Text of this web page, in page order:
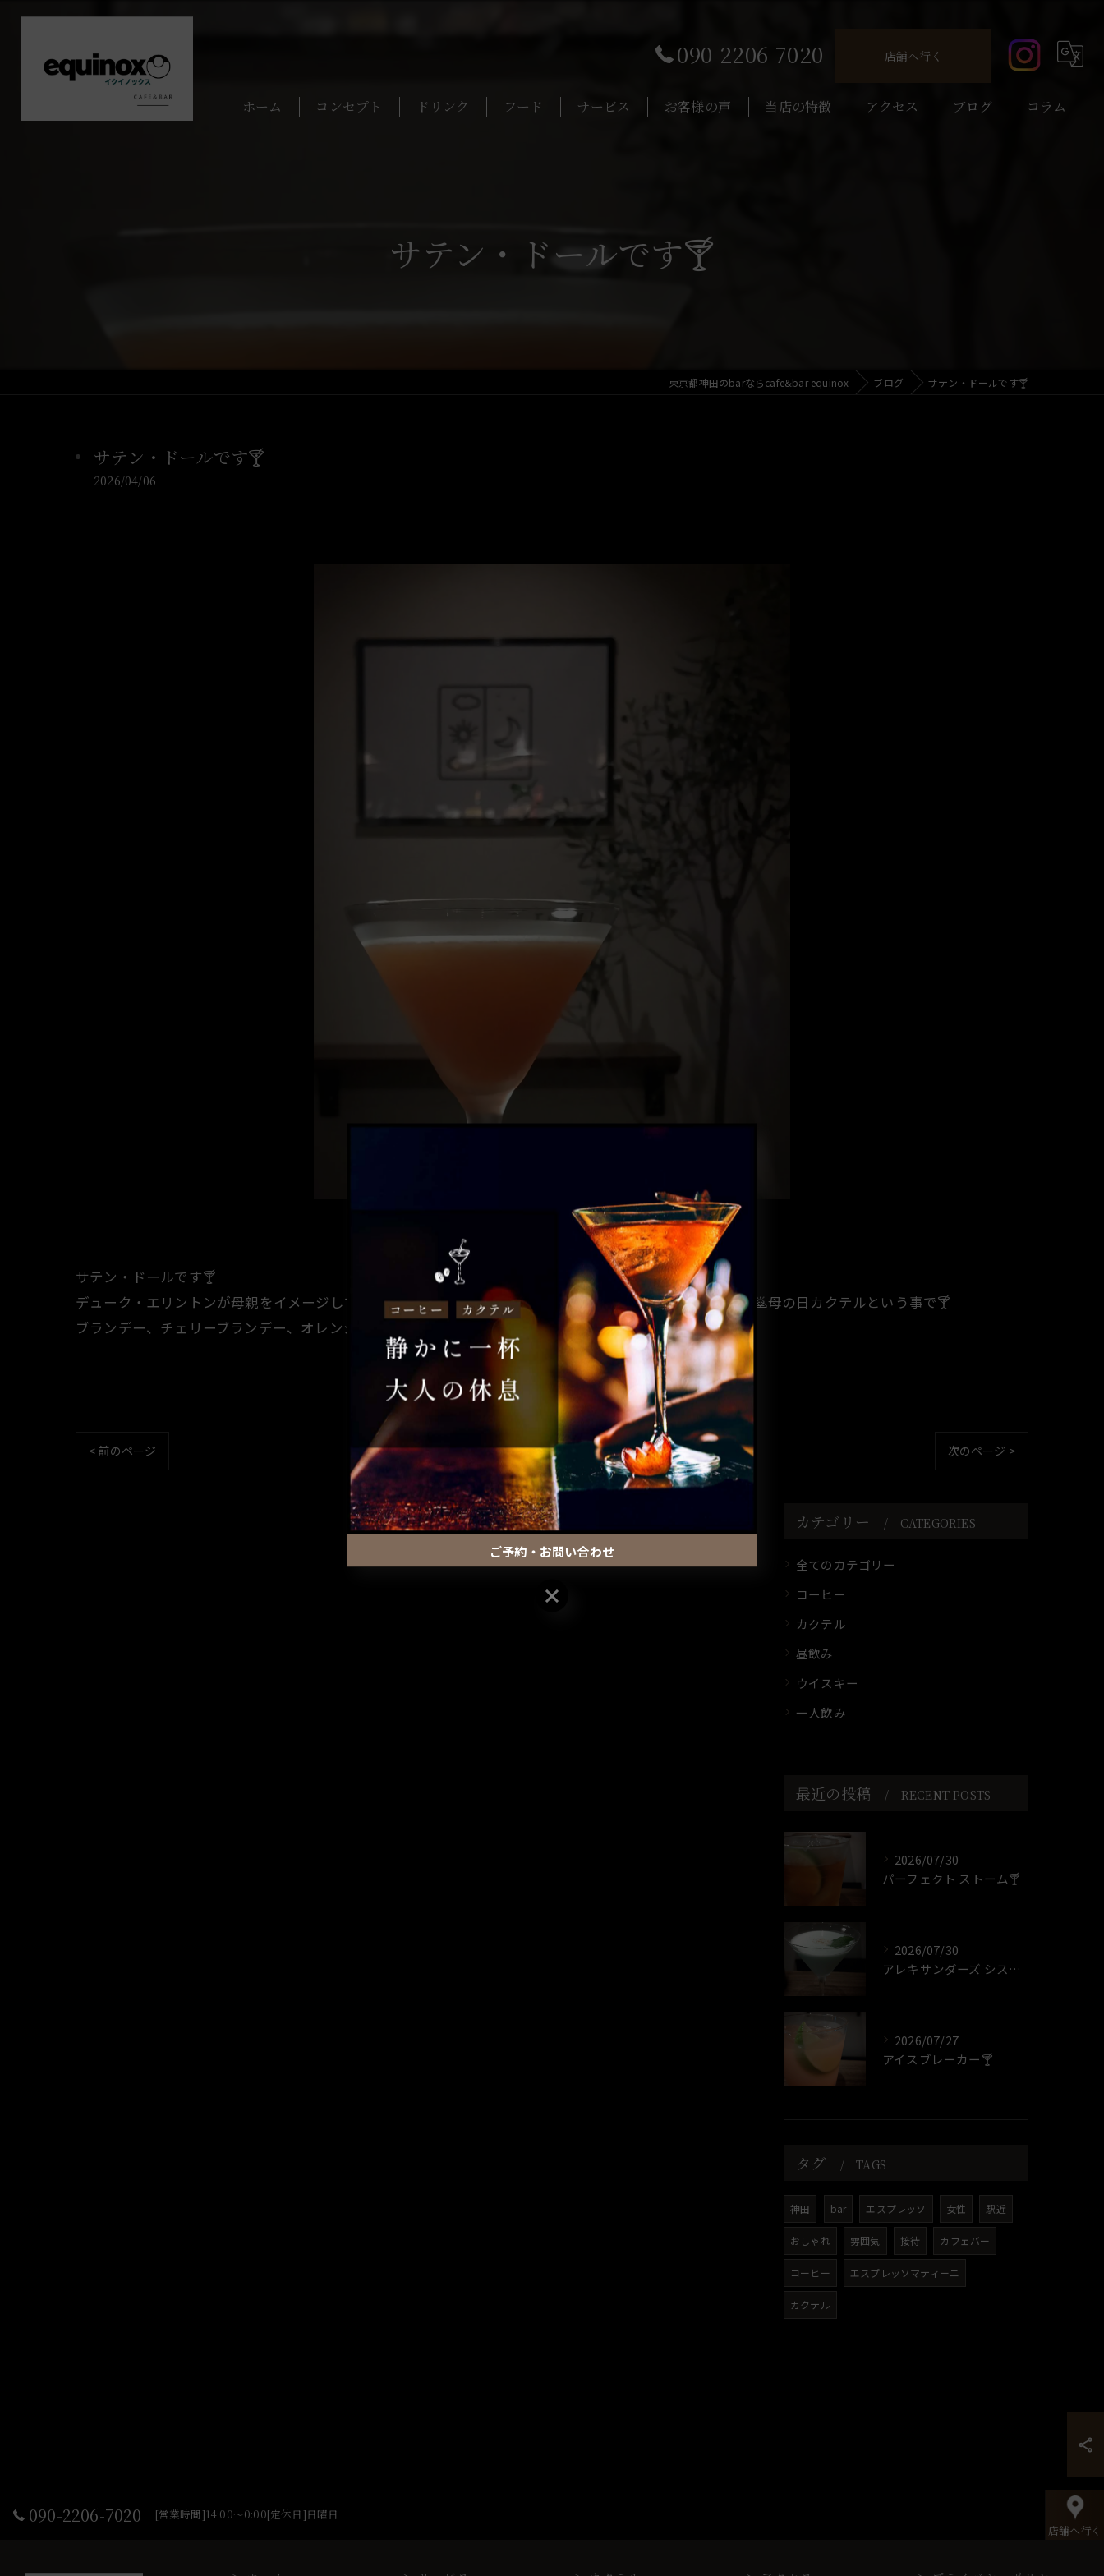
090-2206-7020 店舗へ行く
ホーム コンセプト ドリンク フード サービス お客様の声 当店の特徴 アクセス ブログ コラム
サテン・ドールです🍸️
東京都神田のbarならcafe&bar equinox ブログ サテン・ドールです🍸️
サテン・ドールです🍸️
2026/04/06
サテン・ドールです🍸️
デューク・エリントンが母親をイメージして作った曲だとか。滑らかな甘味と酸味が丁度良いカクテルです🙇母の日カクテルという事で🍸️
ブランデー、チェリーブランデー、オレンジジュースをシェイクしてカクテルグラスに注げば完成🍸️
< 前のページ 一覧に戻る 次のページ >
カテゴリー CATEGORIES
全てのカテゴリー
コーヒー
カクテル
昼飲み
ウイスキー
一人飲み
最近の投稿 RECENT POSTS
2026/07/30
パーフェクト ストーム🍸️
2026/07/30
アレキサンダーズ シスター🍸️
2026/07/27
アイスブレーカー🍸️
タグ TAGS
神田 bar エスプレッソ 女性 駅近
おしゃれ 雰囲気 接待 カフェバー
コーヒー エスプレッソマティーニ
カクテル
090-2206-7020 [営業時間]14:00～0:00[定休日]日曜日
店舗へ行く
ご予約・お問い合わせ
ご予約・お問い合わせ